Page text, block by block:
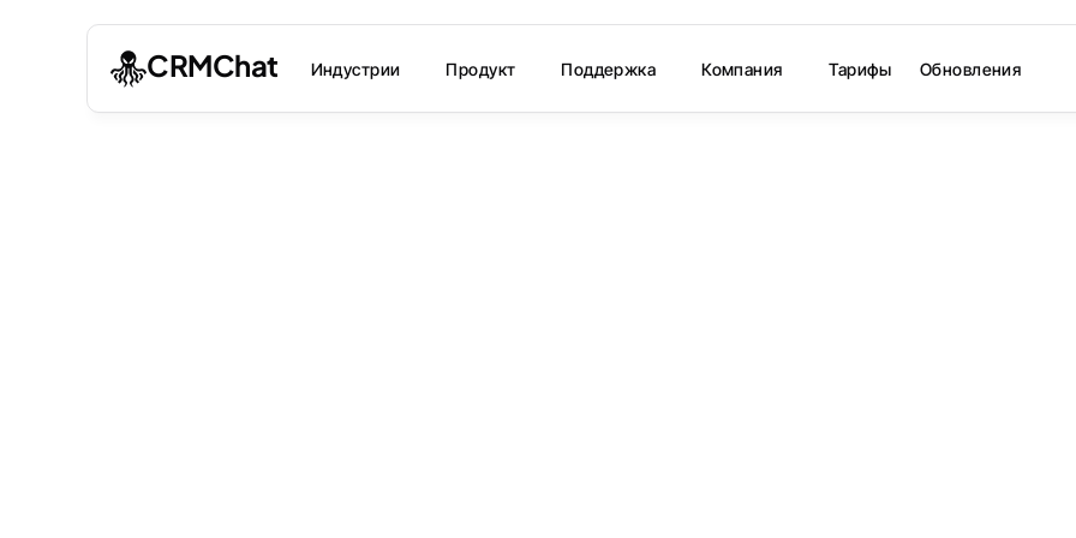
CRMChat Индустрии Продукт Поддержка Компания Тарифы Обновления